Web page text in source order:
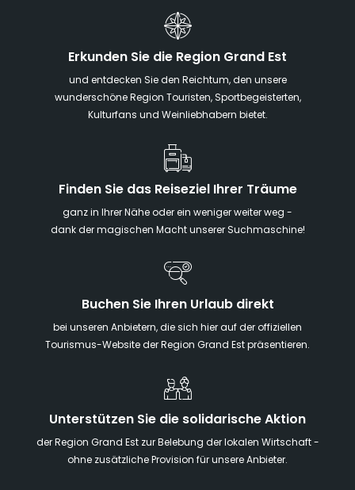
Erkunden Sie die Region Grand Est
und entdecken Sie den Reichtum, den unsere
wunderschöne Region Touristen, Sportbegeisterten,
Kulturfans und Weinliebhabern bietet.
Finden Sie das Reiseziel Ihrer Träume
ganz in Ihrer Nähe oder ein weniger weiter weg -
dank der magischen Macht unserer Suchmaschine!
Buchen Sie Ihren Urlaub direkt
bei unseren Anbietern, die sich hier auf der offiziellen
Tourismus-Website der Region Grand Est präsentieren.
Unterstützen Sie die solidarische Aktion
der Region Grand Est zur Belebung der lokalen Wirtschaft -
ohne zusätzliche Provision für unsere Anbieter.